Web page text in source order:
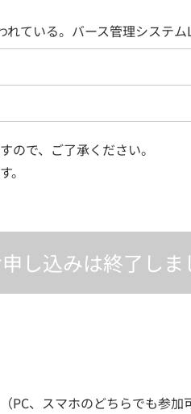
れている。バース管理システ
で、ご了承ください。
。
し込みは終了しま
、スマホのどちらでも参加